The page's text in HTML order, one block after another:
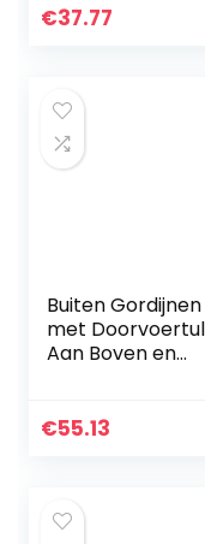
Thermische
€37.77
Buiten Gordijnen
met
Aan Boven en
Winddicht
€55.13